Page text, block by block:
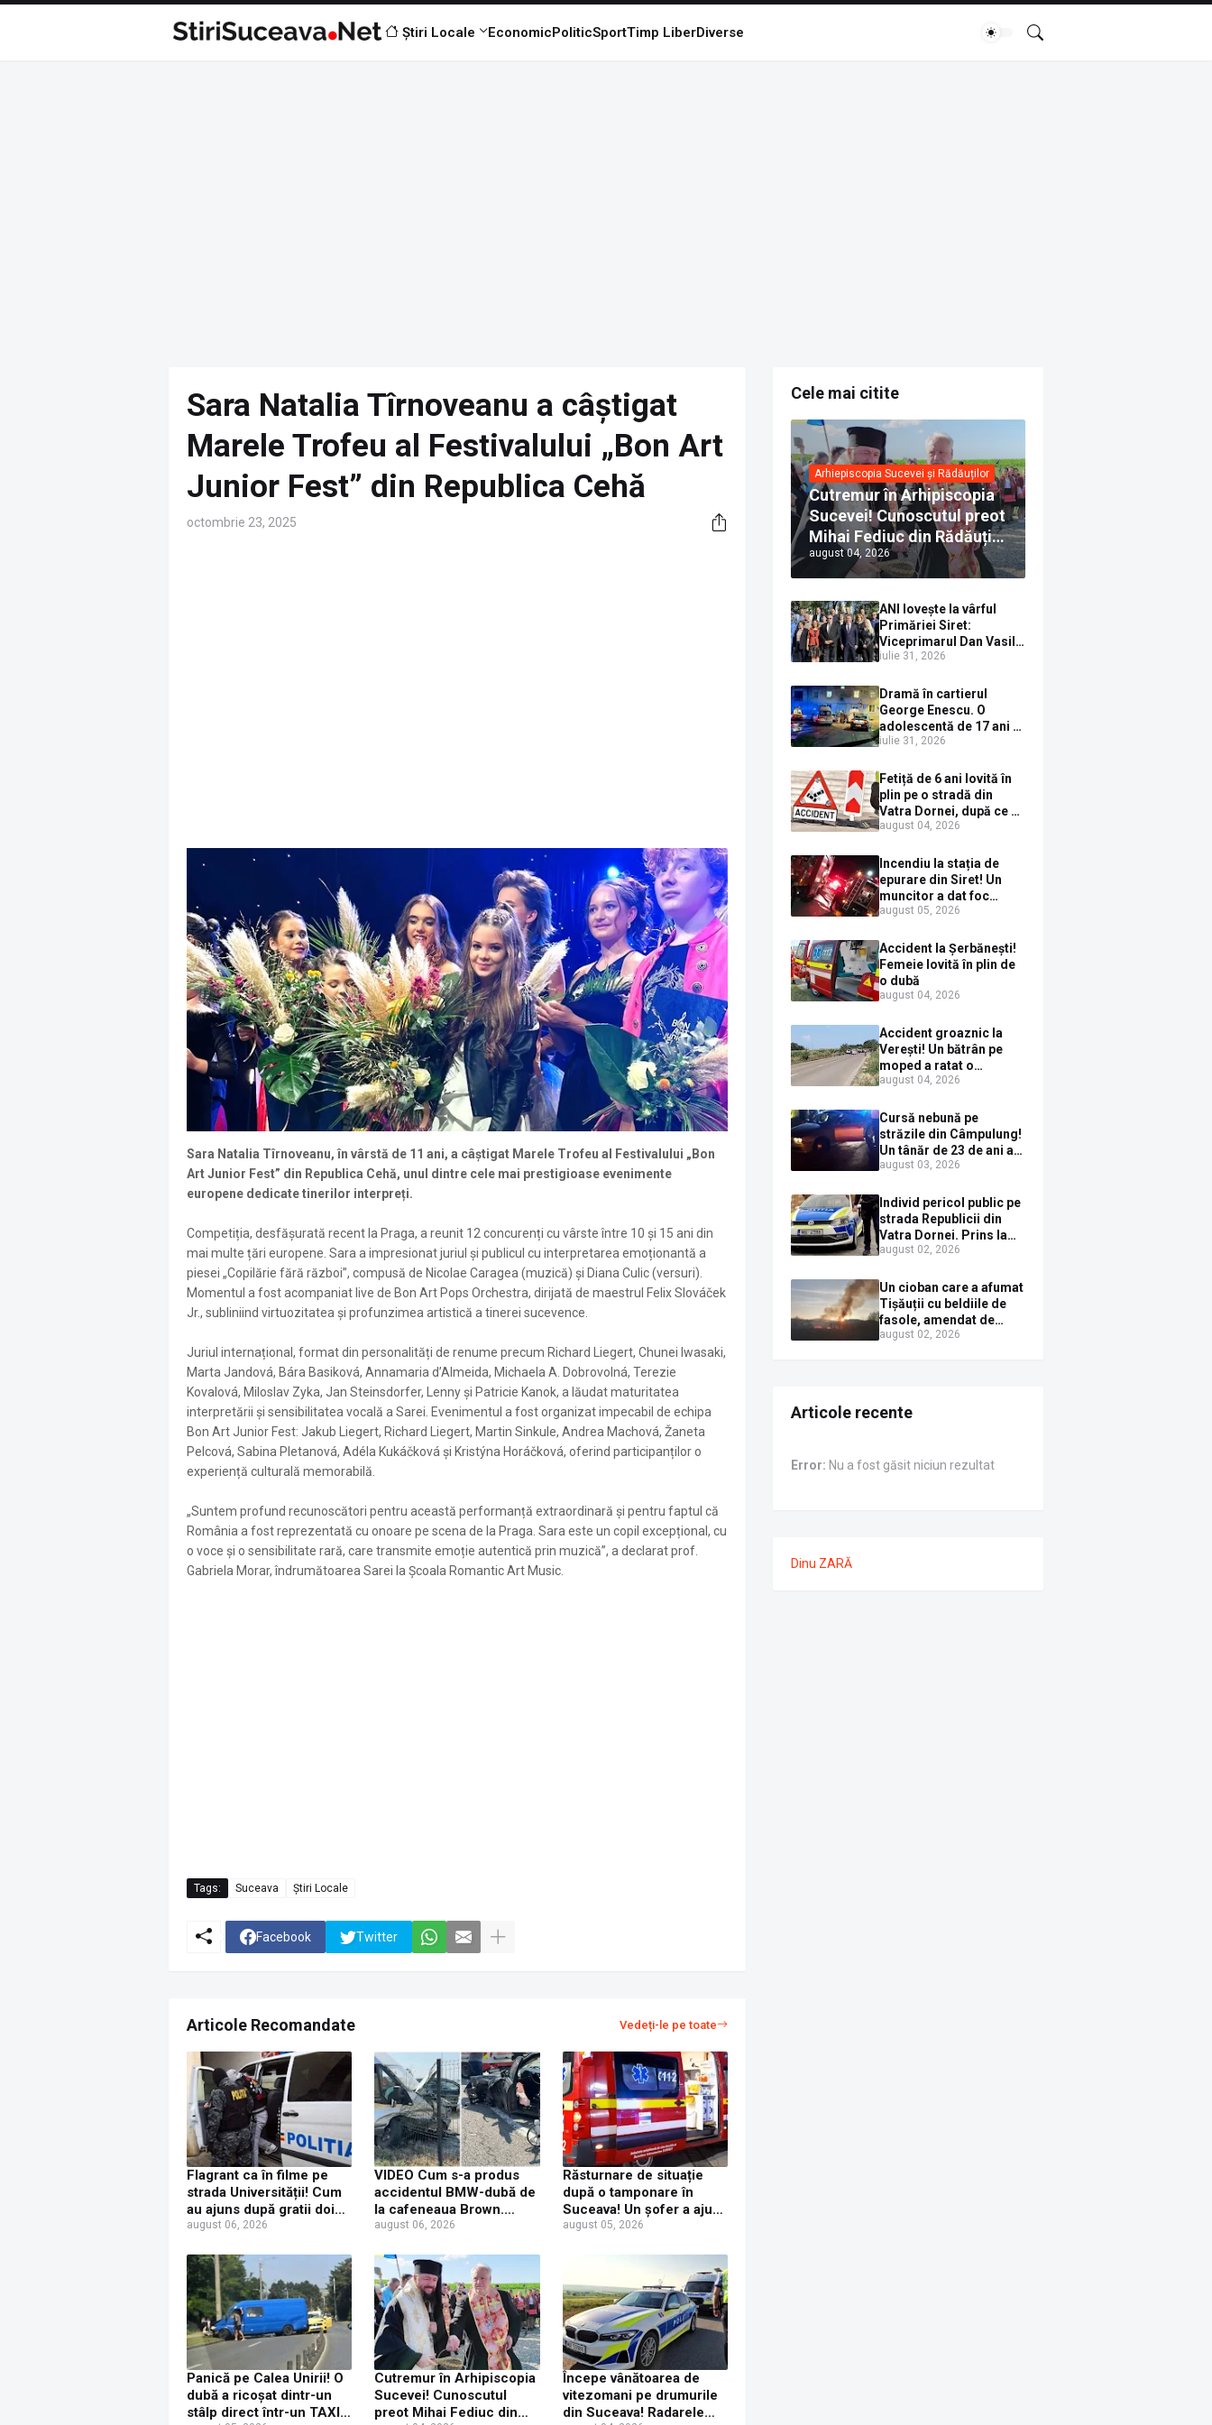
Știri Locale EconomicPoliticSportTimp LiberDiverse
Sara Natalia Tîrnoveanu a câștigat
Marele Trofeu al Festivalului „Bon Art
Junior Fest” din Republica Cehă
octombrie 23, 2025
Sara Natalia Tîrnoveanu, în vârstă de 11 ani, a câștigat Marele Trofeu al Festivalului „Bon
Art Junior Fest” din Republica Cehă, unul dintre cele mai prestigioase evenimente
europene dedicate tinerilor interpreți.
Competiția, desfășurată recent la Praga, a reunit 12 concurenți cu vârste între 10 și 15 ani din
mai multe țări europene. Sara a impresionat juriul și publicul cu interpretarea emoționantă a
piesei „Copilărie fără război”, compusă de Nicolae Caragea (muzică) și Diana Culic (versuri).
Momentul a fost acompaniat live de Bon Art Pops Orchestra, dirijată de maestrul Felix Slováček
Jr., subliniind virtuozitatea și profunzimea artistică a tinerei sucevence.
Juriul internațional, format din personalități de renume precum Richard Liegert, Chunei Iwasaki,
Marta Jandová, Bára Basiková, Annamaria d’Almeida, Michaela A. Dobrovolná, Terezie
Kovalová, Miloslav Zyka, Jan Steinsdorfer, Lenny și Patricie Kanok, a lăudat maturitatea
interpretării și sensibilitatea vocală a Sarei. Evenimentul a fost organizat impecabil de echipa
Bon Art Junior Fest: Jakub Liegert, Richard Liegert, Martin Sinkule, Andrea Machová, Žaneta
Pelcová, Sabina Pletanová, Adéla Kukáčková și Kristýna Horáčková, oferind participanților o
experiență culturală memorabilă.
„Suntem profund recunoscători pentru această performanță extraordinară și pentru faptul că
România a fost reprezentată cu onoare pe scena de la Praga. Sara este un copil excepțional, cu
o voce și o sensibilitate rară, care transmite emoție autentică prin muzică”, a declarat prof.
Gabriela Morar, îndrumătoarea Sarei la Școala Romantic Art Music.
Tags: Suceava Știri Locale
Facebook Twitter
Articole Recomandate Vedeți-le pe toate
Flagrant ca în filme pe
strada Universității! Cum
au ajuns după gratii doi
tineri care au furat
august 06, 2026
VIDEO Cum s-a produs
accidentul BMW-dubă de
la cafeneaua Brown.
Concluzia polițiștilor
august 06, 2026
Răsturnare de situație
după o tamponare în
Suceava! Un șofer a ajuns
la Urgențe la 24 de ore
august 05, 2026
Panică pe Calea Unirii! O
dubă a ricoșat dintr-un
stâlp direct într-un TAXI.
Cutremur în Arhipiscopia
Sucevei! Cunoscutul
preot Mihai Fediuc din
Începe vânătoarea de
vitezomani pe drumurile
din Suceava! Radarele
Cele mai citite
Arhiepiscopia Sucevei și Rădăuților
Cutremur în Arhipiscopia
Sucevei! Cunoscutul preot
Mihai Fediuc din Rădăuți a
trecut la Biserica Creștină
Ortodoxă Valahă. ÎPS
Calinic anunță că îi
pregătește judecata
canonică
august 04, 2026
ANI lovește la vârful
Primăriei Siret:
Viceprimarul Dan Vasile
Sauciuc, declarat
cumul de funcții
iulie 31, 2026
Dramă în cartierul
George Enescu. O
adolescentă de 17 ani s-
a aruncat de la etajul 4
părinții, pe fondul
consumului de alcool în
exces la o petrecere
iulie 31, 2026
Fetiță de 6 ani lovită în
plin pe o stradă din
Vatra Dornei, după ce a
ieșit în fața mașinii prin
august 04, 2026
Incendiu la stația de
epurare din Siret! Un
muncitor a dat foc
pompelor de apă în timp
combustibil
august 05, 2026
Accident la Șerbănești!
Femeie lovită în plin de
o dubă
august 04, 2026
Accident groaznic la
Verești! Un bătrân pe
moped a ratat o
depășire și a ajuns sub
august 04, 2026
Cursă nebună pe
străzile din Câmpulung!
Un tânăr de 23 de ani a
fugit de poliție cu un
un gard de pe strada
Sirenei
august 03, 2026
Individ pericol public pe
strada Republicii din
Vatra Dornei. Prins la
volan cu mașina
plină zi
august 02, 2026
Un cioban care a afumat
Tișăuții cu beldiile de
fasole, amendat de
pompierii ISU Suceava
august 02, 2026
Articole recente
Error: Nu a fost găsit niciun rezultat
Dinu ZARĂ